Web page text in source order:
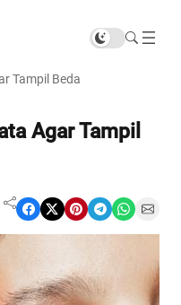
Tampil Beda
Agar Tampil
Share on Facebook Share on X Share on Pinterest Share on Telegram Share on WhatsApp Share on Email